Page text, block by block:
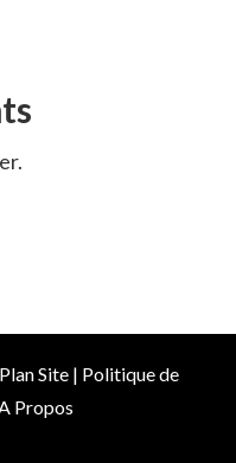
Plan Site| Politique de
A Propos